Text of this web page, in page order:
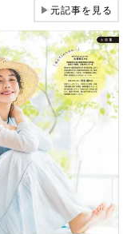
▶元記事を見る